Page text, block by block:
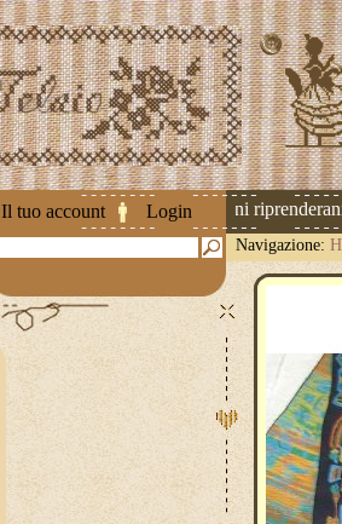
Il tuo account Login
Attenzione ! Le spedizioni
Navigazione: